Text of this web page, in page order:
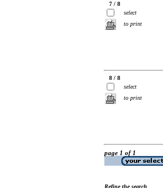
7 / 8
select
to print
8 / 8
select
to print
page 1 of 1